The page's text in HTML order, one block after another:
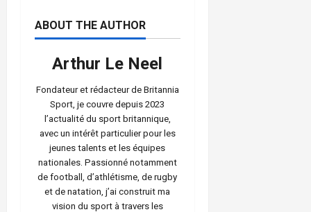
ABOUT THE AUTHOR
Arthur Le Neel
Fondateur et rédacteur de Britannia
Sport, je couvre depuis 2023
l’actualité du sport britannique,
avec un intérêt particulier pour les
jeunes talents et les équipes
nationales. Passionné notamment
de football, d’athlétisme, de rugby
et de natation, j’ai construit ma
vision du sport à travers les